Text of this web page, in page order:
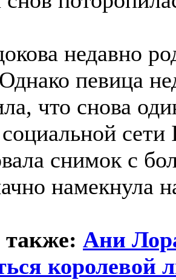
недавно
певица
что снова
снимок с
намекнула
Ани
королевой